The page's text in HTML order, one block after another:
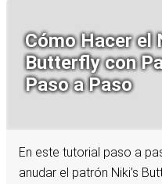
Cómo Hacer el
Butterfly con
Paso a Paso
En este tutorial paso a
anudar el patrón Niki’s